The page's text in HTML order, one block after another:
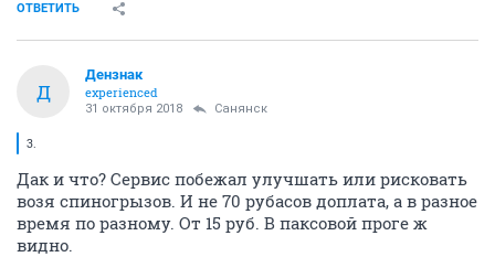
ОТВЕТИТЬ
Д
Дензнак
experienced
31 октября 2018 Санянск
3.
Дак и что? Сервис побежал улучшать или рисковать
возя спиногрызов. И не 70 рубасов доплата, а в разное
время по разному. От 15 руб. В паксовой проге ж
видно.